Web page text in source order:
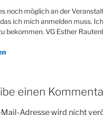
noch möglich an der
ich mich anmelden muss.
bekommen. VG Esther
einen
Mail-Adresse wird nicht